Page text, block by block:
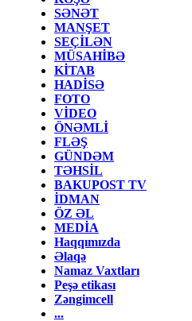
SƏNƏT
MANŞET
SEÇİLƏN
MÜSAHİBƏ
KİTAB
HADİSƏ
FOTO
VİDEO
ÖNƏMLİ
FLƏŞ
GÜNDƏM
TƏHSİL
BAKUPOST TV
İDMAN
ÖZ ƏL
MEDİA
Haqqımızda
Əlaqə
Namaz Vaxtları
Peşə etikası
Zəngimcell
...